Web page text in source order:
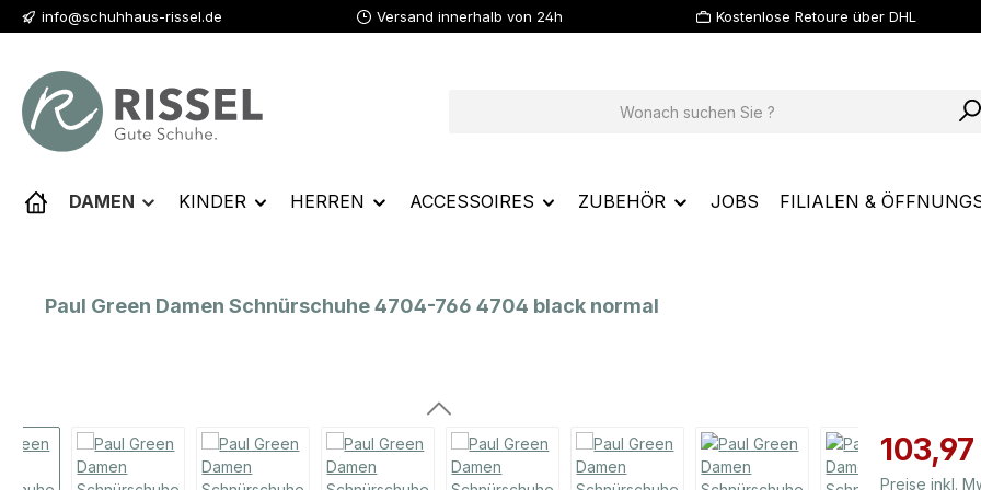
Hauptinhalt springen
Zur Suche springen
Zur Hauptnavigation springen
info@schuhhaus-rissel.de Versand innerhalb von 24h Kostenlose Retoure über DHL
DAMEN KINDER HERREN ACCESSOIRES ZUBEHÖR JOBS FILIALEN &
Paul Green Damen Schnürschuhe 4704-766 4704 black normal
Bildergalerie überspringen Verkaufspreis:
Preise inkl.